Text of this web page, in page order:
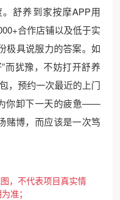
舒养到家按摩APP用
合作店铺以及低于实
极具说服力的答案。如
而犹豫，不妨打开舒养
，预约一次最近的上门
你卸下一天的疲惫——
赌博，而应该是一次笃
，不代表项目真实情
准；